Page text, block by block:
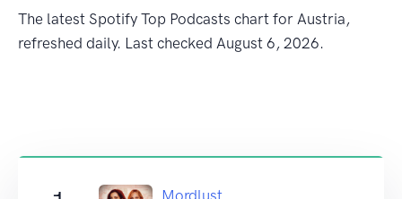
The latest Spotify Top Podcasts chart for Austria,
refreshed daily. Last checked August 6, 2026.
Mordlust